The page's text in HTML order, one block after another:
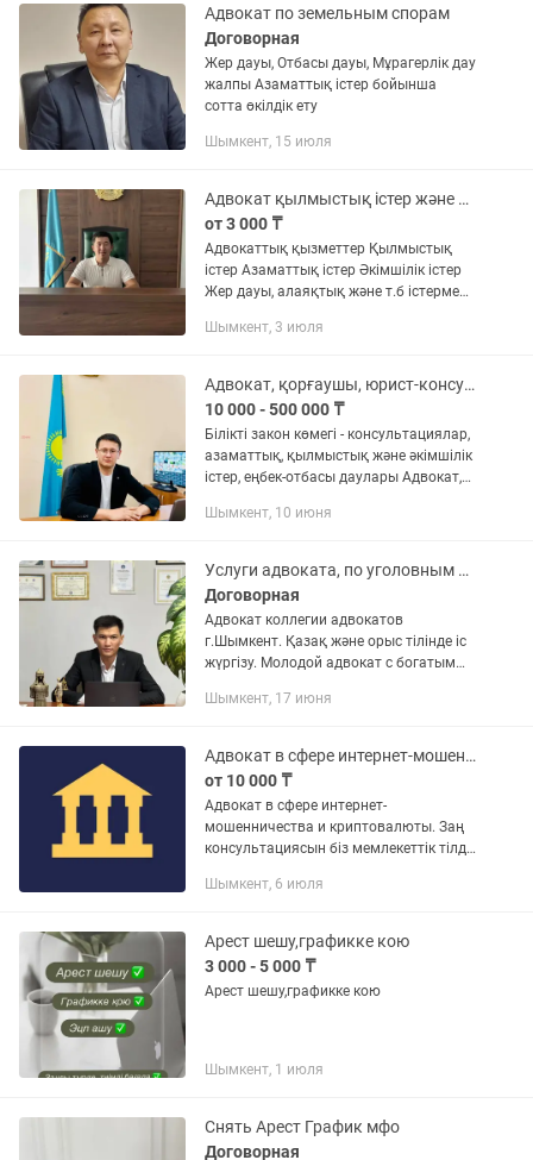
Адвокат по земельным спорам
Договорная
Жер дауы, Отбасы дауы, Мұрагерлік дау
жалпы Азаматтық істер бойынша
сотта өкілдік ету
Шымкент, 15 июля
Адвокат қылмыстық істер және т.б істер бойынша
от 3 000 ₸
Адвокаттық қызметтер Қылмыстық
істер Азаматтық істер Әкімшілік істер
Жер дауы, алаяқтық және т.б істермен
Шымкент, 3 июля
Адвокат, қорғаушы, юрист-консультант, заң көмегі
10 000 - 500 000 ₸
Білікті закон көмегі - консультациялар,
азаматтық, қылмыстық және әкімшілік
істер, еңбек-отбасы даулары Адвокат,
Профессиональная юридическая
Шымкент, 10 июня
Услуги адвоката, по уголовным и гражданским делам.
Договорная
Адвокат коллегии адвокатов
г.Шымкент. Қазақ және орыс тілінде іс
жүргізу. Молодой адвокат с богатым
критически и не стандартно. Умею
оперативно...
Шымкент, 17 июня
Адвокат в сфере интернет-мошенничества
от 10 000 ₸
Адвокат в сфере интернет-
мошенничества и криптовалюты. Заң
консультациясын біз мемлекеттік тілде
Сфера деятельности адвоката: Если вы
Шымкент, 6 июля
Арест шешу,графикке кою
3 000 - 5 000 ₸
Арест шешу,графикке кою
Шымкент, 1 июля
Снять Арест График мфо
Договорная